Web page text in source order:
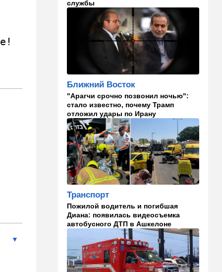
Страсть к творчеству
В мире
"Нью-Йорк таймс"
опубликовал новый поклеп
на Израиль, рассердив
генконсула
22:52 В мире
И грянул Грэм: Сенат США
одобрил ужесточение
санкций против России и
Ирана
22:33 Транспорт
Почему Израиль до сих пор
не решил проблему пробок,
несмотря на вложенные
миллиарды
21:56 Ближний Восток
Вывести войска: ливанцы
уповают на будущие
израильские выборы
21:45 Мнения
И еще про Иран…
службы
Ближний Восток
"Арагчи срочно позвонил ночью":
стало известно, почему Трамп
отложил удары по Ирану
Транспорт
Пожилой водитель и погибшая
Диана: появилась видеосъемка
автобусного ДТП в Ашкелоне